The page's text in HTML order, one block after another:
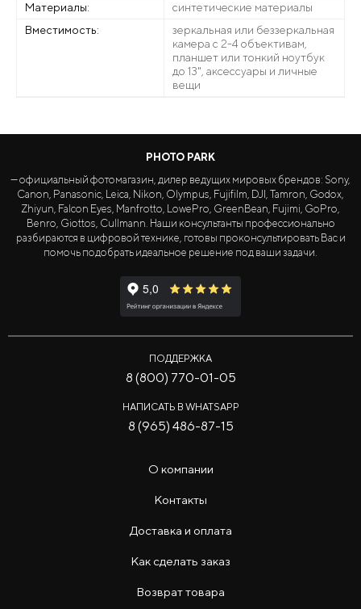
Материалы:
синтетические материалы
Вместимость:
зеркальная или беззеркальная
камера с 2-4 объективам,
планшет или тонкий ноутбук
до 13", аксессуары и личные
вещи
PHOTO PARK
— официальный фотомагазин, дилер ведущих мировых брендов: Sony,
Canon, Panasonic, Leica, Nikon, Olympus, Fujifilm, DJI, Tamron, Godox,
Zhiyun, Falcon Eyes, Manfrotto, LowePro, GreenBean, Fujimi, GoPro,
Benro, Giottos, Cullmann. Наши консультанты профессионально
разбираются в цифровой технике, готовы проконсультировать Вас и
помочь подобрать идеальное решение под ваши задачи.
ПОДДЕРЖКА
8 (800) 770-01-05
НАПИСАТЬ В WHATSAPP
8 (965) 486-87-15
О компании
Контакты
Доставка и оплата
Как сделать заказ
Возврат товара